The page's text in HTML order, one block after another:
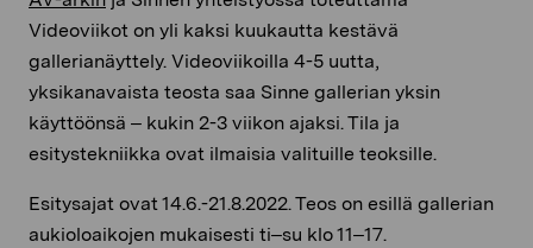
Videoviikot on yli kaksi kuukautta kestävä
gallerianäyttely. Videoviikoilla 4-5 uutta,
yksikanavaista teosta saa Sinne gallerian yksin
käyttöönsä – kukin 2-3 viikon ajaksi. Tila ja
esitystekniikka ovat ilmaisia valituille teoksille.
Esitysajat ovat 14.6.-21.8.2022. Teos on esillä gallerian
aukioloaikojen mukaisesti ti–su klo 11–17.